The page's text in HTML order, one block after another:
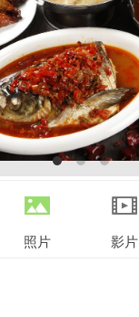
照片 影片